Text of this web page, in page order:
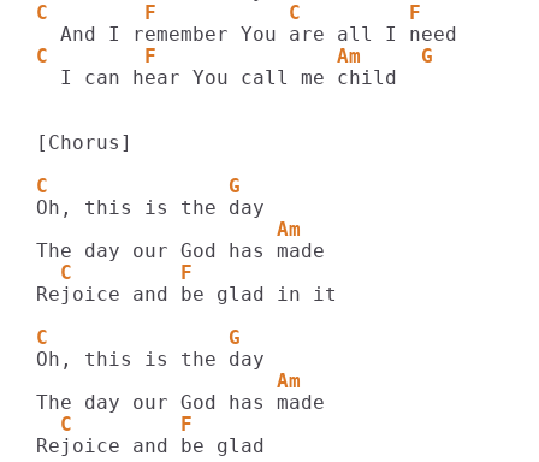
C        F           C         F
C        F               Am     G
  I can hear You call me child
[Chorus]
C               G
                    Am
  C         F
Rejoice and be glad in it
C               G
                    Am
  C         F
Rejoice and be glad